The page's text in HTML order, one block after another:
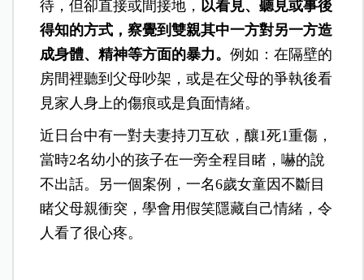
待，但卻直接或間接地， 以看見、聽見或事後
得知的方式，察覺到雙親其中一方對另一方造
成身體、精神等方面的暴力。例如：在隔壁的
房間裡聽到父母吵架，或是在父母的爭執後看
見家人身上的傷痕或是負面情緒。
近日台中有一對夫妻持刀互砍，釀1死1重傷，
當時2名幼小的孩子在一旁全程目睹，嚇的說
不出話。另一個案例，一名6歲女童因不斷目
睹父母親衝突，學會用假笑隱藏自己情緒，令
人看了很心疼。